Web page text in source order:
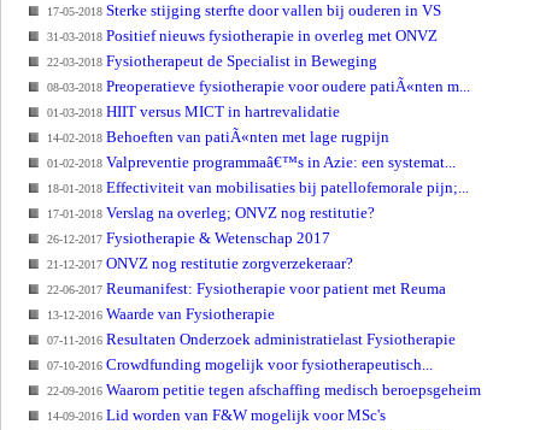
17-05-2018 Sterke stijging sterfte door vallen bij ouderen in VS
31-03-2018 Positief nieuws fysiotherapie in overleg met ONVZ
22-03-2018 Fysiotherapeut de Specialist in Beweging
08-03-2018 Preoperatieve fysiotherapie voor oudere patiÃ«nten m...
01-03-2018 HIIT versus MICT in hartrevalidatie
14-02-2018 Behoeften van patiÃ«nten met lage rugpijn
01-02-2018 Valpreventie programmaâ€™s in Azie: een systemat...
18-01-2018 Effectiviteit van mobilisaties bij patellofemorale pijn;...
17-01-2018 Verslag na overleg; ONVZ nog restitutie?
26-12-2017 Fysiotherapie & Wetenschap 2017
21-12-2017 ONVZ nog restitutie zorgverzekeraar?
22-06-2017 Reumanifest: Fysiotherapie voor patient met Reuma
13-12-2016 Waarde van Fysiotherapie
07-11-2016 Resultaten Onderzoek administratielast Fysiotherapie
07-10-2016 Crowdfunding mogelijk voor fysiotherapeutisch...
22-09-2016 Waarom petitie tegen afschaffing medisch beroepsgeheim
14-09-2016 Lid worden van F&W mogelijk voor MSc's